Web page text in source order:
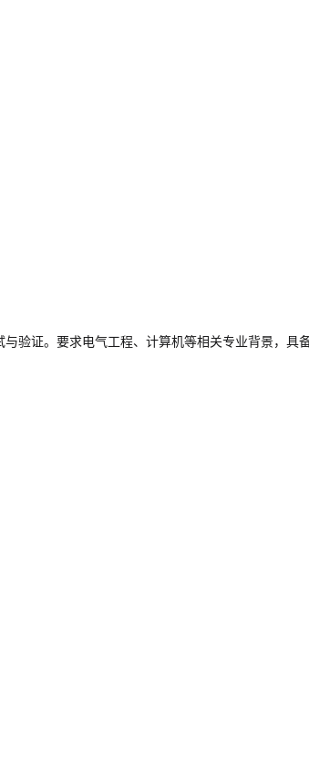
验证。要求电气工程、计算机等相关专业背景，